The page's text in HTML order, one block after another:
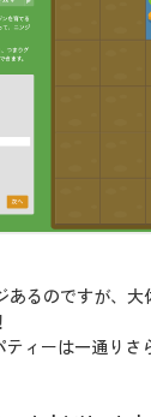
あるのですが、大
ィーは一通りさ